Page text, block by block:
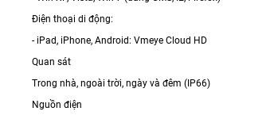
Điện thoại di động:
- iPad, iPhone, Android: Vmeye Cloud HD
Quan sát
Trong nhà, ngoài trời, ngày và đêm (IP66)
Nguồn điện